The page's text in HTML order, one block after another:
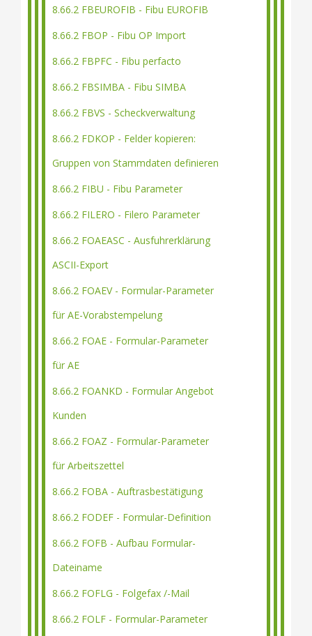
8.66.2 FBEUROFIB - Fibu EUROFIB
8.66.2 FBOP - Fibu OP Import
8.66.2 FBPFC - Fibu perfacto
8.66.2 FBSIMBA - Fibu SIMBA
8.66.2 FBVS - Scheckverwaltung
8.66.2 FDKOP - Felder kopieren:
Gruppen von Stammdaten definieren
8.66.2 FIBU - Fibu Parameter
8.66.2 FILERO - Filero Parameter
8.66.2 FOAEASC - Ausfuhrerklärung
ASCII-Export
8.66.2 FOAEV - Formular-Parameter
für AE-Vorabstempelung
8.66.2 FOAE - Formular-Parameter
für AE
8.66.2 FOANKD - Formular Angebot
Kunden
8.66.2 FOAZ - Formular-Parameter
für Arbeitszettel
8.66.2 FOBA - Auftrasbestätigung
8.66.2 FODEF - Formular-Definition
8.66.2 FOFB - Aufbau Formular-
Dateiname
8.66.2 FOFLG - Folgefax /-Mail
8.66.2 FOLF - Formular-Parameter